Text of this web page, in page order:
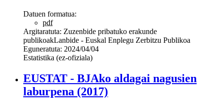
Datuen formatua:
pdf
Argitaratuta: Zuzenbide pribatuko erakunde
publikoakLanbide - Euskal Enplegu Zerbitzu Publikoa
Eguneratuta: 2024/04/04
Estatistika (ez-ofiziala)
EUSTAT - BJAko aldagai nagusien
laburpena (2017)